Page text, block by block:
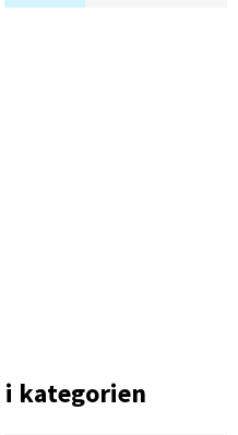
kategorien